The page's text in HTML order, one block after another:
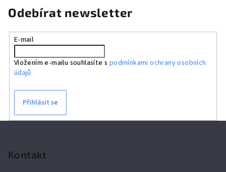
Odebírat newsletter
E-mail
Vložením e-mailu souhlasíte s podmínkami ochrany osobních
údajů
Přihlásit se
Kontakt